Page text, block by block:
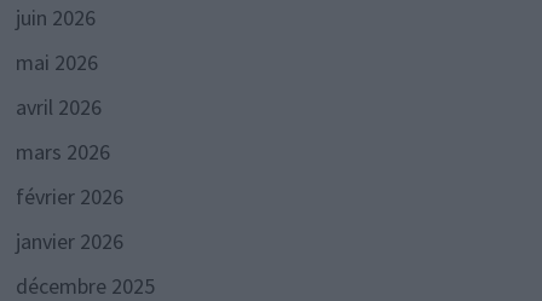
juin 2026
mai 2026
avril 2026
mars 2026
février 2026
janvier 2026
décembre 2025